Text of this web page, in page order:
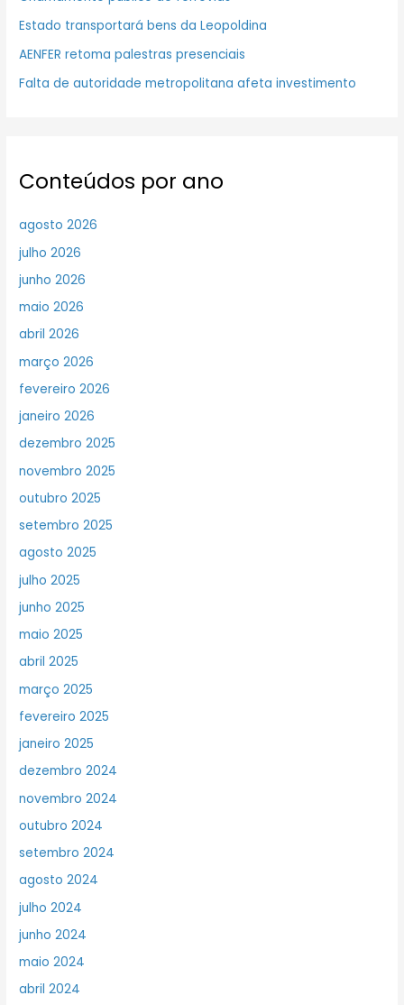
Estado transportará bens da Leopoldina
AENFER retoma palestras presenciais
Falta de autoridade metropolitana afeta investimento
Conteúdos por ano
agosto 2026
julho 2026
junho 2026
maio 2026
abril 2026
março 2026
fevereiro 2026
janeiro 2026
dezembro 2025
novembro 2025
outubro 2025
setembro 2025
agosto 2025
julho 2025
junho 2025
maio 2025
abril 2025
março 2025
fevereiro 2025
janeiro 2025
dezembro 2024
novembro 2024
outubro 2024
setembro 2024
agosto 2024
julho 2024
junho 2024
maio 2024
abril 2024